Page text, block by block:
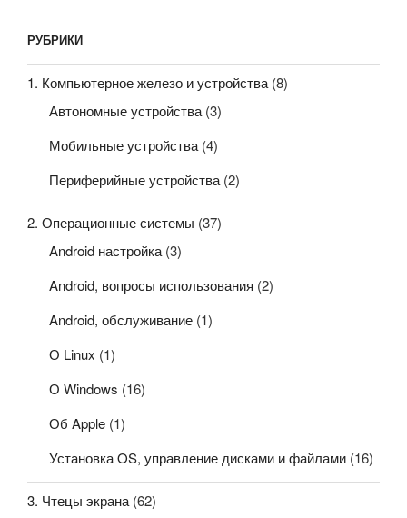
РУБРИКИ
1. Компьютерное железо и устройства (8)
Автономные устройства(3)
Мобильные устройства(4)
Периферийные устройства(2)
2. Операционные системы (37)
Android настройка(3)
Android, вопросы использования (2)
Android, обслуживание (1)
О Linux (1)
О Windows (16)
Об Apple (1)
Установка OS, управление дисками и файлами (16)
3. Чтецы экрана (62)